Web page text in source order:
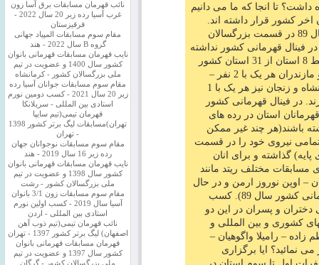
تا انجا که ما می دانیم
استان در بین 10 استان اخر کشور قرار داشته اند.
توجه شما را به این موضوع که قبل از سال 89 در قسمت بزرگسالان
در فینال قهرمانی کشور نداشته
است جلب می کنم. در حال حاضر نیز فقط 8 استان از 31 استان کشور
شامل تهران با 14 نفر – گیلان و گلستان و مازندران هر یک با 2 نفر –
خراسان رضوی – اذربایجان غربی – کرمانشاه و زنجان نیز هر یک با 1
در فینال قهرمانی کشور
استان در رده های
داشته باشند(هر چند غیر ممکن
. هیات شطرنج از ایتدای سال 89 تمامی نیروی خود را در قسمت
گذاشته و برای انان
مسابقات مختلف ریتد مانند
– اوپن نوروز ارمن و در حال
حاضر دسته اول باشگاههای استان و قهرمانی کشور سال 89). کسب
و پسران در این دو
کشوری و بین المللی و
– رامیلا واگوهیان –
نمائید؟ ایا برگزاری
نائب قهرمان مسابقات برق آسا زون
غرب آسیا رده زیر 20 سال 2022 -
قرقیزستان
مقام سوم مسابقات المپیاد جهانی
گروه B سال 2022 - هند
نایب قهرمان مسابقات قهرمانی بانوان
کشور سال 1400 و عضویت در تیم
ملی بزرگسالان کشور - کرمانشاه
مقام سوم مسابقات جوانان آسیا رده
زیر 20 سال 2021 - کسب دومین نورم
استادی بین المللی - سریلانکا
قهرمان تیمی(تیم سایپا
تهران)مسابقات لیگ برتر کشور 1398
- تهران
مقام سوم مسابقات نوجوانان جهان
رده زیر 16 سال 2019 - هند
نایب قهرمان مسابقات قهرمانی بانوان
کشور سال 1398 و عضویت در تیم
ملی بزرگسالان کشور - رشت
مقام سوم مسابقات زون 3/1 بانوان
آسیا سال 2019 - کسب اولین نورم
استادی بین المللی - اردن
نائب قهرمان تیمی(تیم ذوب آهن
اصفهان) لیگ برتر کشور 1397 - تهران
قهرمان مسابقات قهرمانی بانوان
کشور سال 1397 و عضویت در تیم
ملی بزرگسالان کشور - گرگان